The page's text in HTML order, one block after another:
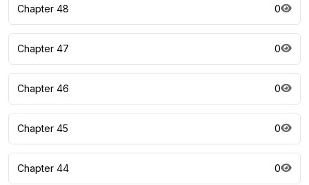
Chapter 48 0
Chapter 47 0
Chapter 46 0
Chapter 45 0
Chapter 44 0